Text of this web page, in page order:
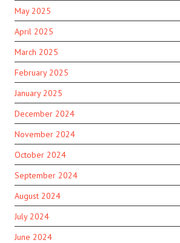
May 2025
April 2025
March 2025
February 2025
January 2025
December 2024
November 2024
October 2024
September 2024
August 2024
July 2024
June 2024